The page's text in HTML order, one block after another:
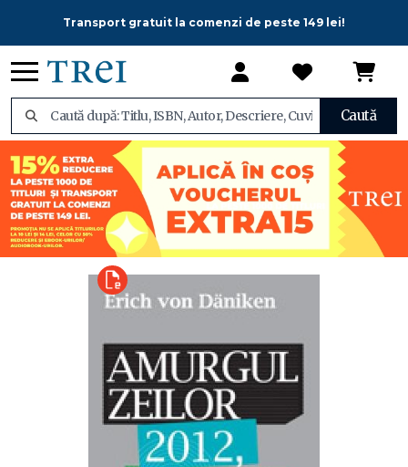
Transport gratuit la comenzi de peste 149 lei!
Caută